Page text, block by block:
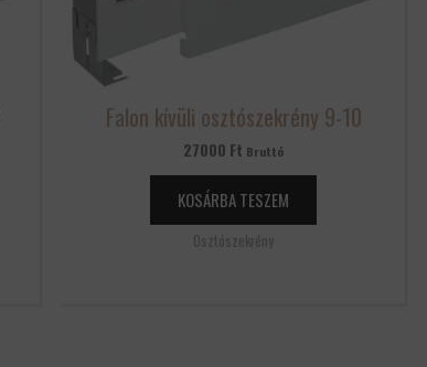
Falon kívüli osztószekrény 9-10
27000 Ft Bruttó
KOSÁRBA TESZEM
Osztószekrény